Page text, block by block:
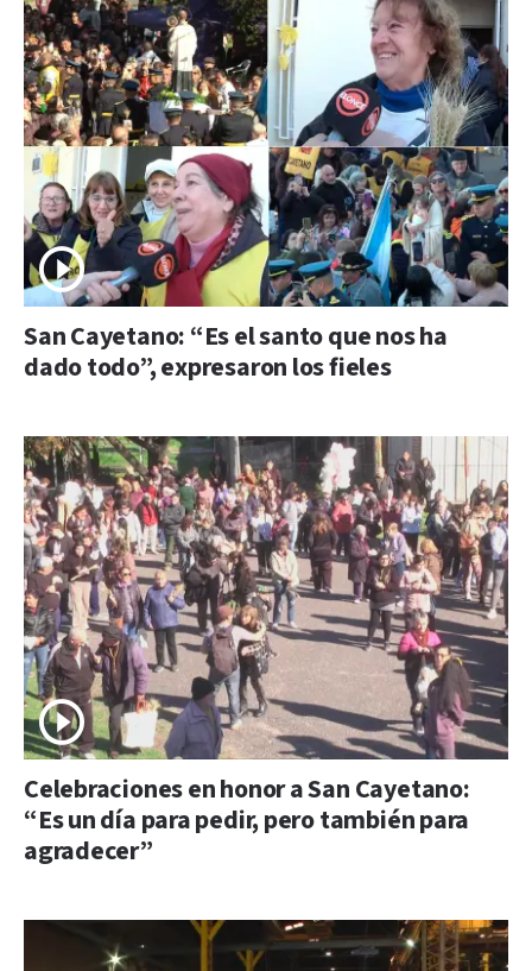
San Cayetano: “Es el santo que nos ha
dado todo”, expresaron los fieles
Celebraciones en honor a San Cayetano:
“Es un día para pedir, pero también para
agradecer”